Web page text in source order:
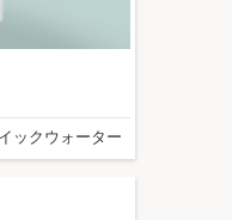
ックウォーター